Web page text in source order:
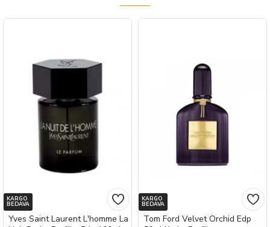
KARGO
BEDAVA
Yves Saint Laurent L'homme La
KARGO
BEDAVA
Tom Ford Velvet Orchid Edp